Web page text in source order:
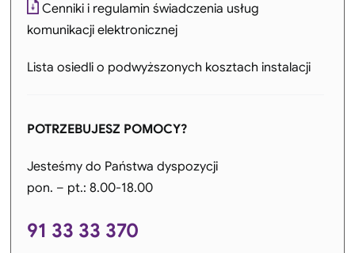
Cenniki i regulamin świadczenia usług
komunikacji elektronicznej
Lista osiedli o podwyższonych kosztach instalacji
POTRZEBUJESZ POMOCY?
Jesteśmy do Państwa dyspozycji
pon. – pt.: 8.00-18.00
91 33 33 370